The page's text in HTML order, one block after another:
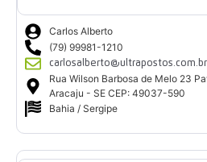
Carlos Alberto
(79) 99981-1210
carlosalberto@ultrapostos.com.br
Rua Wilson Barbosa de Melo 23
Aracaju - SE CEP: 49037-590
Bahia / Sergipe